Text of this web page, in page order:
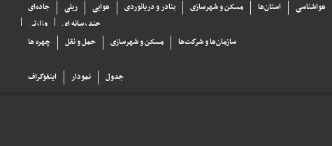
جاده‌ای ریلی هوایی بنادر و دریانوردی مسکن و شهرسازی استان‌ها
هواشناسی
وزارتی
چند رسانه ای
چهره ها حمل و نقل مسکن و شهرسازی سازما‌ن‌ها و شركت‌ها
اینفوگراف نمودار جدول